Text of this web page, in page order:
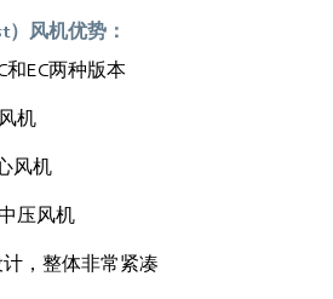
风机优势：
EC两种版本
机
风机
压风机
，整体非常紧凑